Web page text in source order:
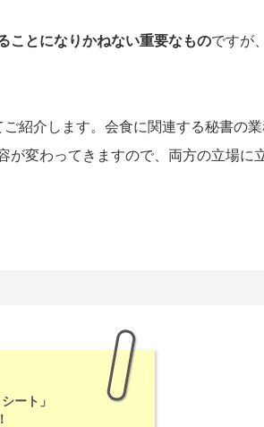
ことになりかねない重要なものですが
紹介します。会食に関連する秘書の
が変わってきますので、両方の立場に
ート」